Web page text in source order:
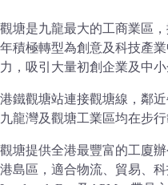
觀塘是九龍最大的工商業區
年積極轉型為創意及科技產
力，吸引大量初創企業及中小
港鐵觀塘站連接觀塘線，鄰
九龍灣及觀塘工業區均在步行
觀塘提供全港最豐富的工廈
港島區，適合物流、貿易、